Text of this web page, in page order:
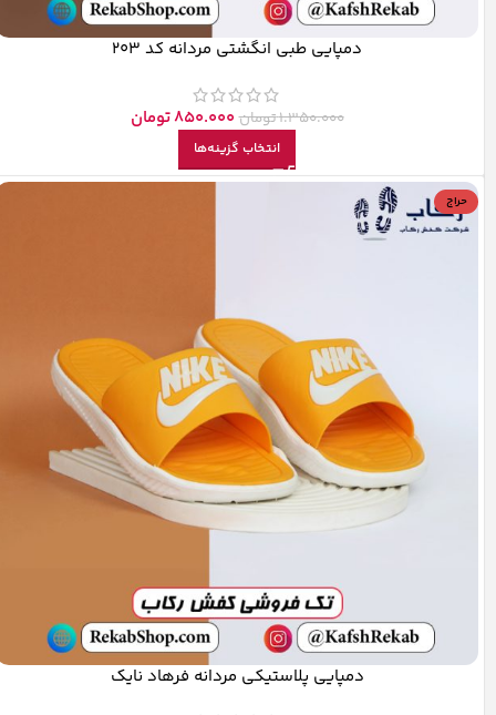
دمپایی طبی انگشتی مردانه کد 203
1.350.000تومان 850.000تومان
انتخاب گزینه‌ها
حراج
دمپایی پلاستیکی مردانه فرهاد نایک